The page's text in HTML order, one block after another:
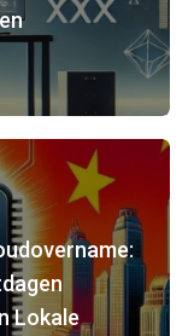
Lokale